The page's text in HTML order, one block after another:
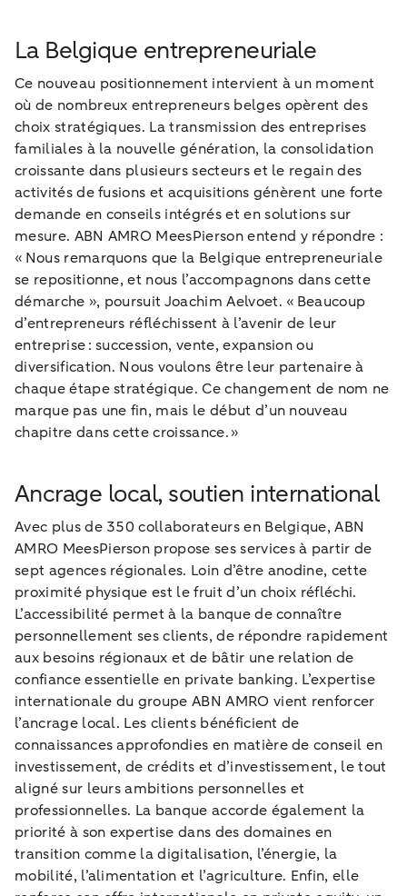
La Belgique entrepreneuriale
Ce nouveau positionnement intervient à un moment
où de nombreux entrepreneurs belges opèrent des
choix stratégiques. La transmission des entreprises
familiales à la nouvelle génération, la consolidation
croissante dans plusieurs secteurs et le regain des
activités de fusions et acquisitions génèrent une forte
demande en conseils intégrés et en solutions sur
mesure. ABN AMRO MeesPierson entend y répondre :
« Nous remarquons que la Belgique entrepreneuriale
se repositionne, et nous l’accompagnons dans cette
démarche », poursuit Joachim Aelvoet. « Beaucoup
d’entrepreneurs réfléchissent à l’avenir de leur
entreprise : succession, vente, expansion ou
diversification. Nous voulons être leur partenaire à
chaque étape stratégique. Ce changement de nom ne
marque pas une fin, mais le début d’un nouveau
chapitre dans cette croissance. »
Ancrage local, soutien international
Avec plus de 350 collaborateurs en Belgique, ABN
AMRO MeesPierson propose ses services à partir de
sept agences régionales. Loin d’être anodine, cette
proximité physique est le fruit d’un choix réfléchi.
L’accessibilité permet à la banque de connaître
personnellement ses clients, de répondre rapidement
aux besoins régionaux et de bâtir une relation de
confiance essentielle en private banking. L’expertise
internationale du groupe ABN AMRO vient renforcer
l’ancrage local. Les clients bénéficient de
connaissances approfondies en matière de conseil en
investissement, de crédits et d’investissement, le tout
aligné sur leurs ambitions personnelles et
professionnelles. La banque accorde également la
priorité à son expertise dans des domaines en
transition comme la digitalisation, l’énergie, la
mobilité, l’alimentation et l’agriculture. Enfin, elle